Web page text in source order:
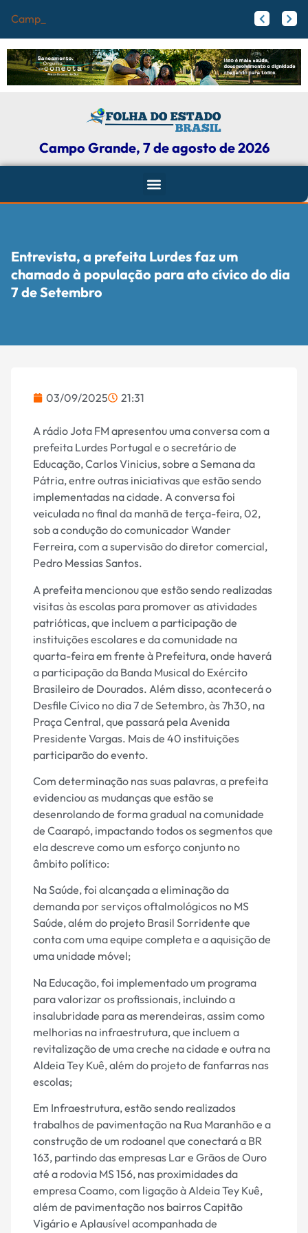
Campo Grande regi
Campo Grande, 7 de agosto de 2026
Entrevista, a prefeita Lurdes faz um
chamado à população para ato cívico do dia
7 de Setembro
03/09/2025 21:31
A rádio Jota FM apresentou uma conversa com a
prefeita Lurdes Portugal e o secretário de
Educação, Carlos Vinicius, sobre a Semana da
Pátria, entre outras iniciativas que estão sendo
implementadas na cidade. A conversa foi
veiculada no final da manhã de terça-feira, 02,
sob a condução do comunicador Wander
Ferreira, com a supervisão do diretor comercial,
Pedro Messias Santos.
A prefeita mencionou que estão sendo realizadas
visitas às escolas para promover as atividades
patrióticas, que incluem a participação de
instituições escolares e da comunidade na
quarta-feira em frente à Prefeitura, onde haverá
a participação da Banda Musical do Exército
Brasileiro de Dourados. Além disso, acontecerá o
Desfile Cívico no dia 7 de Setembro, às 7h30, na
Praça Central, que passará pela Avenida
Presidente Vargas. Mais de 40 instituições
participarão do evento.
Com determinação nas suas palavras, a prefeita
evidenciou as mudanças que estão se
desenrolando de forma gradual na comunidade
de Caarapó, impactando todos os segmentos que
ela descreve como um esforço conjunto no
âmbito político:
Na Saúde, foi alcançada a eliminação da
demanda por serviços oftalmológicos no MS
Saúde, além do projeto Brasil Sorridente que
conta com uma equipe completa e a aquisição de
uma unidade móvel;
Na Educação, foi implementado um programa
para valorizar os profissionais, incluindo a
insalubridade para as merendeiras, assim como
melhorias na infraestrutura, que incluem a
revitalização de uma creche na cidade e outra na
Aldeia Tey Kuê, além do projeto de fanfarras nas
escolas;
Em Infraestrutura, estão sendo realizados
trabalhos de pavimentação na Rua Maranhão e a
construção de um rodoanel que conectará a BR
163, partindo das empresas Lar e Grãos de Ouro
até a rodovia MS 156, nas proximidades da
empresa Coamo, com ligação à Aldeia Tey Kuê,
além de pavimentação nos bairros Capitão
Vigário e Aplausível acompanhada de